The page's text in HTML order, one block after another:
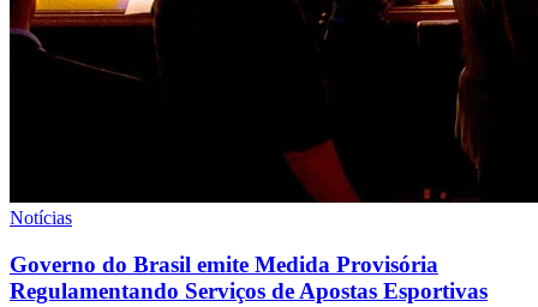
Notícias
Governo do Brasil emite Medida Provisória
Regulamentando Serviços de Apostas Esportivas